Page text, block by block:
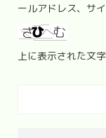
ールアドレス、サ
上に表示された文